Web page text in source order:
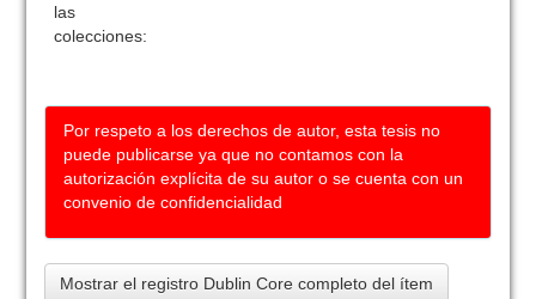
las
colecciones:
Por respeto a los derechos de autor, esta tesis no
puede publicarse ya que no contamos con la
autorización explícita de su autor o se cuenta con un
convenio de confidencialidad
Mostrar el registro Dublin Core completo del ítem